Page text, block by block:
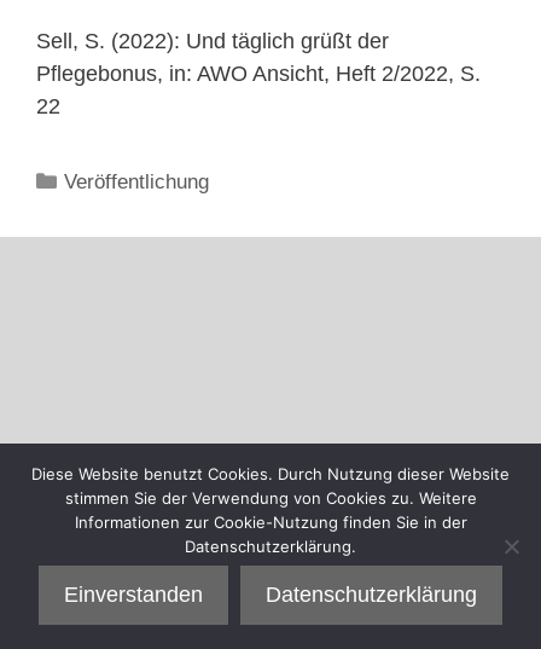
Sell, S. (2022): Und täglich grüßt der
Pflegebonus, in: AWO Ansicht, Heft 2/2022, S.
22
Kategorien
Veröffentlichung
Diese Website benutzt Cookies. Durch Nutzung dieser Website
stimmen Sie der Verwendung von Cookies zu. Weitere
Informationen zur Cookie-Nutzung finden Sie in der
Datenschutzerklärung.
Einverstanden Datenschutzerklärung